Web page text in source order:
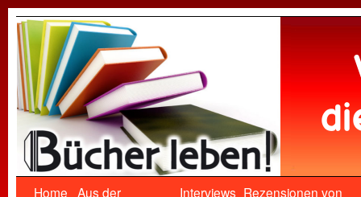
Home Aus der
Interviews Rezensionen von